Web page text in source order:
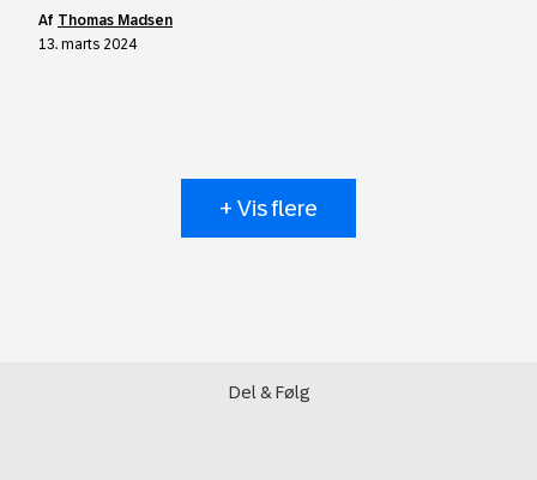
af Thomas Madsen
13. marts 2024
+ Vis flere
Del & Følg